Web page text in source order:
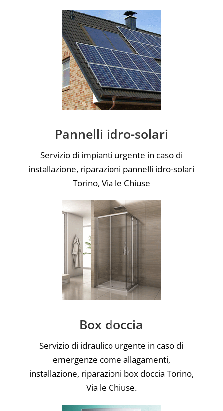
Pannelli idro-solari
Servizio di impianti urgente in caso di
installazione, riparazioni pannelli idro-solari
Torino, Via le Chiuse
Box doccia
Servizio di idraulico urgente in caso di
emergenze come allagamenti,
installazione, riparazioni box doccia Torino,
Via le Chiuse.